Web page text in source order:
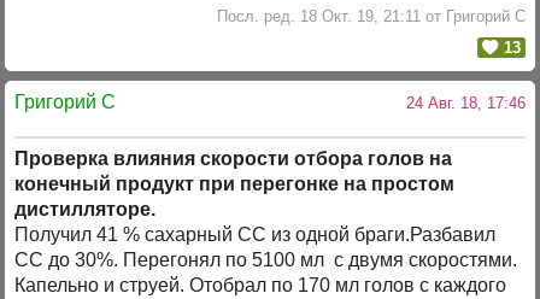
Посл. ред. 18 Окт. 19, 21:11 от Григорий C
13
Григорий C 24 Авг. 18, 17:46
Проверка влияния скорости отбора голов на
конечный продукт при перегонке на простом
дистилляторе.
Получил 41 % сахарный СС из одной браги.Разбавил
СС до 30%. Перегонял по 5100 мл с двумя скоростями.
Капельно и струей. Отобрал по 170 мл голов с каждого